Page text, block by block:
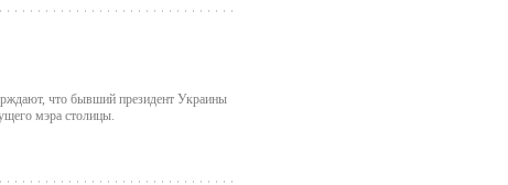
что бывший президент Украины
мэра столицы.